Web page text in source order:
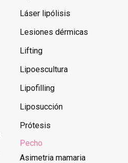
Láser lipólisis
Lesiones dérmicas
Lifting
Lipoescultura
Lipofilling
Liposucción
Prótesis
Pecho
Asimetria mamaria